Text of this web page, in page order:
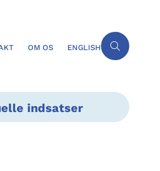
OM OS ENGLISH
indsatser